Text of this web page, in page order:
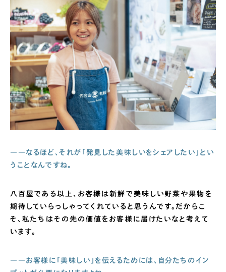
――なるほど、それが「発見した美味しいをシェアしたい」とい
うことなんですね。
八百屋である以上、お客様は新鮮で美味しい野菜や果物を
期待していらっしゃってくれていると思うんです。だからこ
そ、私たちはその先の価値をお客様に届けたいなと考えて
います。
――お客様に「美味しい」を伝えるためには、自分たちのイン